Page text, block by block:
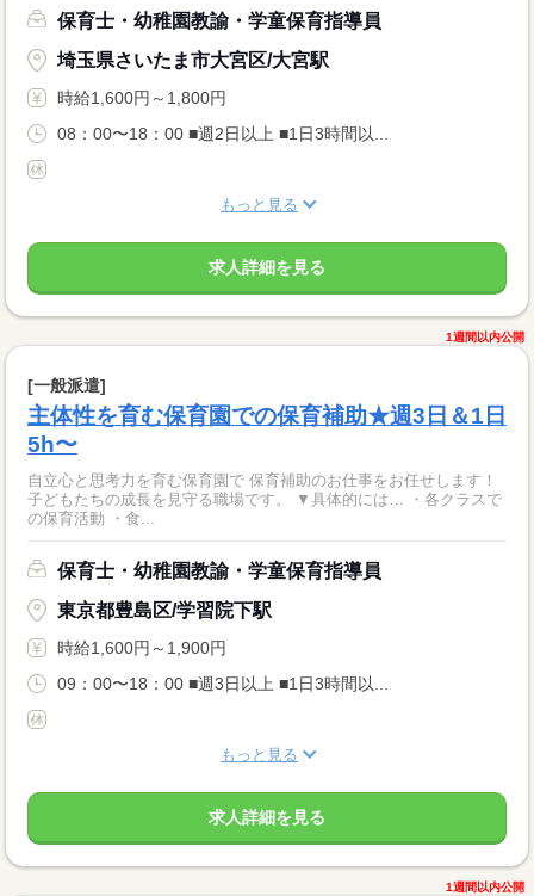
保育士・幼稚園教諭・学童保育指導員
埼玉県さいたま市大宮区/大宮駅
時給1,600円～1,800円
08：00〜18：00 ■週2日以上 ■1日3時間以...
もっと見る
求人詳細を見る
1週間以内公開
[一般派遣]
主体性を育む保育園での保育補助★週3日＆1日
5h〜
自立心と思考力を育む保育園で 保育補助のお仕事をお任せします！
子どもたちの成長を見守る職場です。 ▼具体的には… ・各クラスで
の保育活動 ・食...
保育士・幼稚園教諭・学童保育指導員
東京都豊島区/学習院下駅
時給1,600円～1,900円
09：00〜18：00 ■週3日以上 ■1日3時間以...
もっと見る
求人詳細を見る
1週間以内公開